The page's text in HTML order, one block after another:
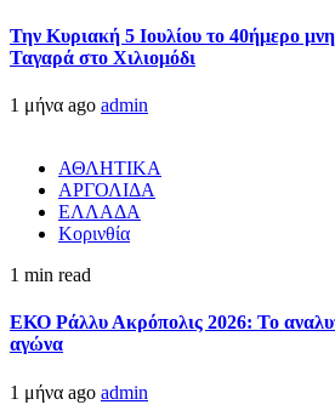
Την Κυριακή 5 Ιουλίου το 40ήμερο
Ταγαρά στο Χιλιομόδι
1 μήνα ago admin
ΑΘΛΗΤΙΚΑ
ΑΡΓΟΛΙΔΑ
ΕΛΛΑΔΑ
Κορινθία
1 min read
ΕΚΟ Ράλλυ Ακρόπολις 2026: Το
αγώνα
1 μήνα ago admin